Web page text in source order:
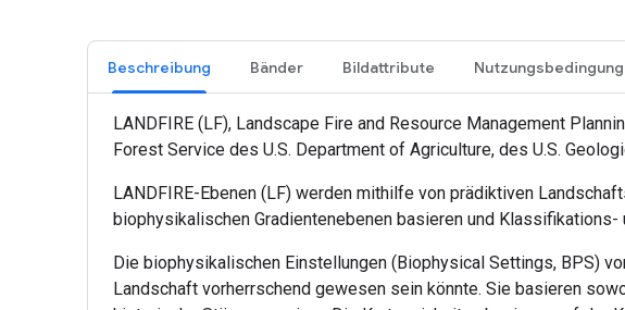
Beschreibung Bänder Bildattribute
LANDFIRE (LF), Landscape Fire and Resource Management
Forest Service des U.S. Department of Agriculture, des U.S.
LANDFIRE-Ebenen (LF) werden mithilfe von prädiktiven
biophysikalischen Gradientenebenen basieren und
Die biophysikalischen Einstellungen (Biophysical Settings, BPS)
Landschaft vorherrschend gewesen sein könnte. Sie basieren